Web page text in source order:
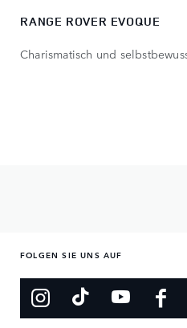
RANGE ROVER EVOQUE
Charismatisch und
FOLGEN SIE UNS AUF